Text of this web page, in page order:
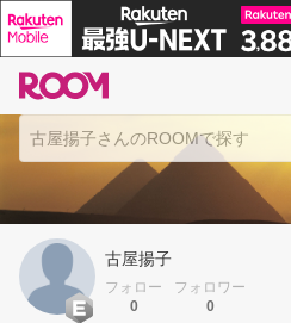
古屋揚子
フォロー
0
フォロワー
0